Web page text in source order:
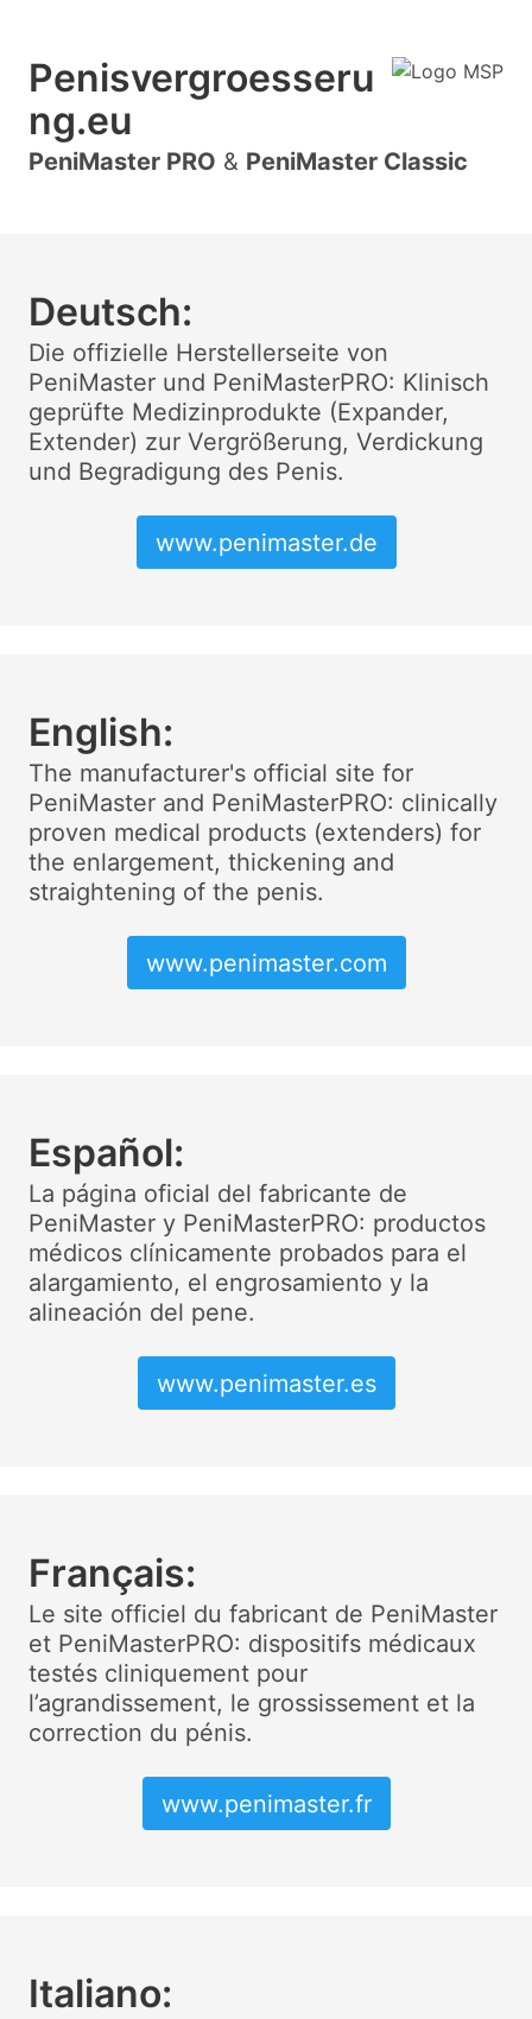
Penisvergroesseru
ng.eu
PeniMaster PRO & PeniMaster Classic
Deutsch:
Die offizielle Herstellerseite von
PeniMaster und PeniMasterPRO: Klinisch
geprüfte Medizinprodukte (Expander,
Extender) zur Vergrößerung, Verdickung
und Begradigung des Penis.
www.penimaster.de
English:
The manufacturer's official site for
PeniMaster and PeniMasterPRO: clinically
proven medical products (extenders) for
the enlargement, thickening and
straightening of the penis.
www.penimaster.com
Español:
La página oficial del fabricante de
PeniMaster y PeniMasterPRO: productos
médicos clínicamente probados para el
alargamiento, el engrosamiento y la
alineación del pene.
www.penimaster.es
Français:
Le site officiel du fabricant de PeniMaster
et PeniMasterPRO: dispositifs médicaux
testés cliniquement pour
l’agrandissement, le grossissement et la
correction du pénis.
www.penimaster.fr
Italiano: